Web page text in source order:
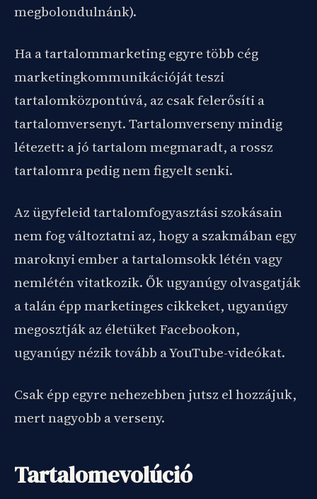
megbolondulnánk).
Ha a tartalommarketing egyre több cég
marketingkommunikációját teszi
tartalomközpontúvá, az csak felerősíti a
tartalomversenyt. Tartalomverseny mindig
létezett: a jó tartalom megmaradt, a rossz
tartalomra pedig nem figyelt senki.
Az ügyfeleid tartalomfogyasztási szokásain
nem fog változtatni az, hogy a szakmában egy
maroknyi ember a tartalomsokk létén vagy
nemlétén vitatkozik. Ők ugyanúgy olvasgatják
a talán épp marketinges cikkeket, ugyanúgy
megosztják az életüket Facebookon,
ugyanúgy nézik tovább a YouTube-videókat.
Csak épp egyre nehezebben jutsz el hozzájuk,
mert nagyobb a verseny.
Tartalomevolúció